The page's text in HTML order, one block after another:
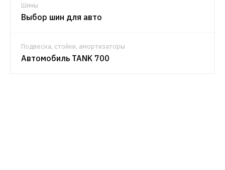
Шины
Выбор шин для авто
Подвеска, стойки, амортизаторы
Автомобиль TANK 700